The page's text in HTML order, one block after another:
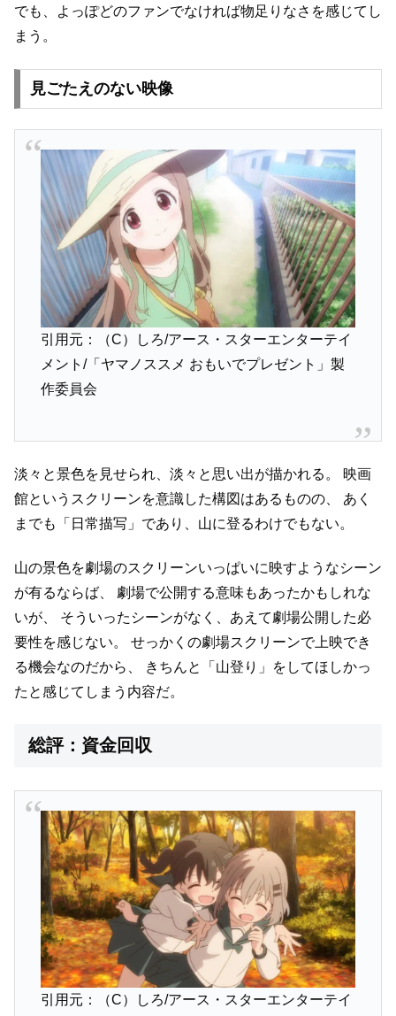
でも、よっぽどのファンでなければ物足りなさを感じてし
まう。
見ごたえのない映像
引用元：（C）しろ/アース・スターエンターテイ
メント/「ヤマノススメ おもいでプレゼント」製
作委員会
淡々と景色を見せられ、淡々と思い出が描かれる。
映画
館というスクリーンを意識した構図はあるものの、
あく
までも「日常描写」であり、山に登るわけでもない。
山の景色を劇場のスクリーンいっぱいに映すようなシーン
が有るならば、
劇場で公開する意味もあったかもしれな
いが、
そういったシーンがなく、あえて劇場公開した必
要性を感じない。
せっかくの劇場スクリーンで上映でき
る機会なのだから、
きちんと「山登り」をしてほしかっ
たと感じてしまう内容だ。
総評：資金回収
引用元：（C）しろ/アース・スターエンターテイ